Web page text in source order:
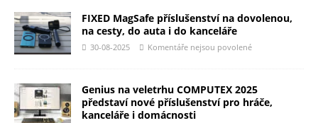
FIXED MagSafe příslušenství na dovolenou,
na cesty, do auta i do kanceláře
30-08-2025 Komentáře nejsou povolené
Genius na veletrhu COMPUTEX 2025
představí nové příslušenství pro hráče,
kanceláře i domácnosti